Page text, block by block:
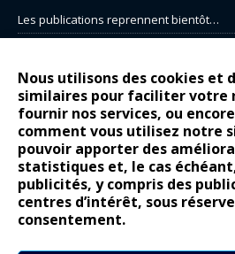
Nous utilisons des cookies et
similaires pour faciliter votre
fournir nos services, ou
comment vous utilisez notre
pouvoir apporter des
statistiques et, le cas
publicités, y compris des
centres d’intérêt, sous
consentement.
Les publications reprennent bientôt…
14 juillet : nouveau film de marque pour
Renault Espace : voyage, voyage…
Peugeot E-208 GTi : naissance d’une
COMMENTAIRES RÉCENTS
Bernard DardartdansDacia Sandero :